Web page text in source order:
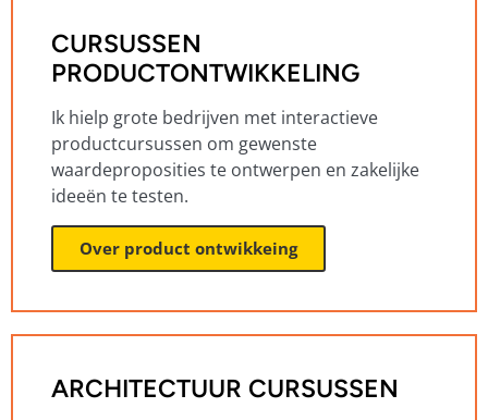
CURSUSSEN
PRODUCTONTWIKKELING
Ik hielp grote bedrijven met interactieve
productcursussen om gewenste
waardeproposities te ontwerpen en zakelijke
ideeën te testen.
Over product ontwikkeing
ARCHITECTUUR CURSUSSEN